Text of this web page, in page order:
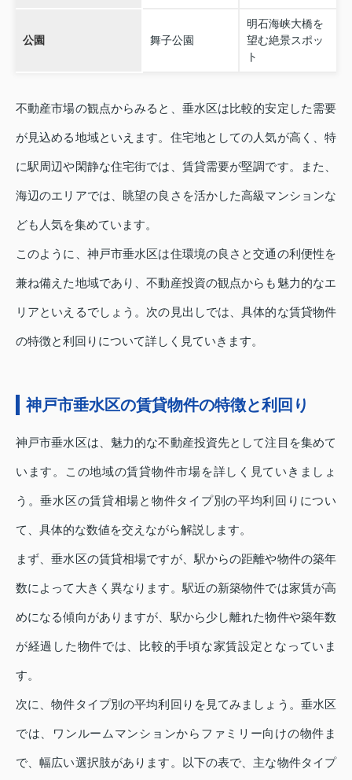
公園 舞子公園
明石海峡大橋を
望む絶景スポッ
ト
不動産市場の観点からみると、垂水区は比較的安定した需要
が見込める地域といえます。住宅地としての人気が高く、特
に駅周辺や閑静な住宅街では、賃貸需要が堅調です。また、
海辺のエリアでは、眺望の良さを活かした高級マンションな
ども人気を集めています。
このように、神戸市垂水区は住環境の良さと交通の利便性を
兼ね備えた地域であり、不動産投資の観点からも魅力的なエ
リアといえるでしょう。次の見出しでは、具体的な賃貸物件
の特徴と利回りについて詳しく見ていきます。
神戸市垂水区の賃貸物件の特徴と利回り
神戸市垂水区は、魅力的な不動産投資先として注目を集めて
います。この地域の賃貸物件市場を詳しく見ていきましょ
う。垂水区の賃貸相場と物件タイプ別の平均利回りについ
て、具体的な数値を交えながら解説します。
まず、垂水区の賃貸相場ですが、駅からの距離や物件の築年
数によって大きく異なります。駅近の新築物件では家賃が高
めになる傾向がありますが、駅から少し離れた物件や築年数
が経過した物件では、比較的手頃な家賃設定となっていま
す。
次に、物件タイプ別の平均利回りを見てみましょう。垂水区
では、ワンルームマンションからファミリー向けの物件ま
で、幅広い選択肢があります。以下の表で、主な物件タイプ